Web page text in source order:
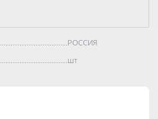
РОССИЯ
шт